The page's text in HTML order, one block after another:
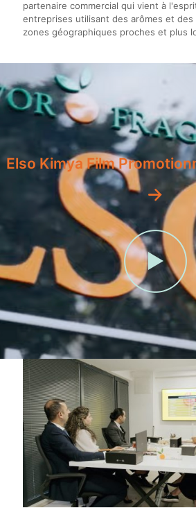
partenaire commercial qui vient à
entreprises utilisant des arômes et des
zones géographiques proches et plus
Elso Kimya Film